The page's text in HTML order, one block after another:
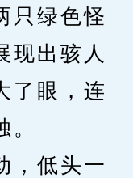
只绿色怪
现出骇人
了眼，连
低头一